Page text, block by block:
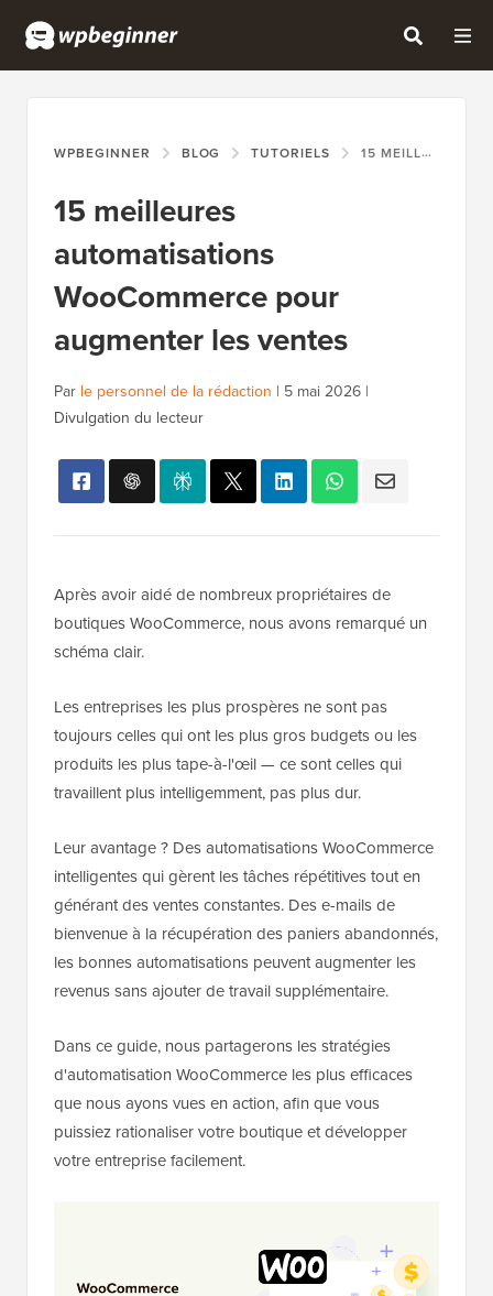
WPBEGINNER BLOG TUTORIELS 15 MEILLEURES AUTOMATISATIONS WOOCOMMERCE POUR AUGMENTER LES VENTES
15 meilleures
automatisations
WooCommerce pour
augmenter les ventes
Par le personnel de la rédaction | 5 mai 2026 |
Divulgation du lecteur
Après avoir aidé de nombreux propriétaires de
boutiques WooCommerce, nous avons remarqué un
schéma clair.
Les entreprises les plus prospères ne sont pas
toujours celles qui ont les plus gros budgets ou les
produits les plus tape-à-l'œil — ce sont celles qui
travaillent plus intelligemment, pas plus dur.
Leur avantage ? Des automatisations WooCommerce
intelligentes qui gèrent les tâches répétitives tout en
générant des ventes constantes. Des e-mails de
bienvenue à la récupération des paniers abandonnés,
les bonnes automatisations peuvent augmenter les
revenus sans ajouter de travail supplémentaire.
Dans ce guide, nous partagerons les stratégies
d'automatisation WooCommerce les plus efficaces
que nous ayons vues en action, afin que vous
puissiez rationaliser votre boutique et développer
votre entreprise facilement.